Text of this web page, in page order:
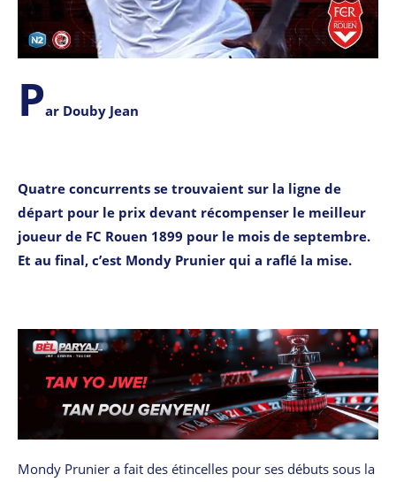
Par Douby Jean
Quatre concurrents se trouvaient sur la ligne de
départ pour le prix devant récompenser le meilleur
joueur de FC Rouen 1899 pour le mois de septembre.
Et au final, c’est Mondy Prunier qui a raflé la mise.
Mondy Prunier a fait des étincelles pour ses débuts sous la